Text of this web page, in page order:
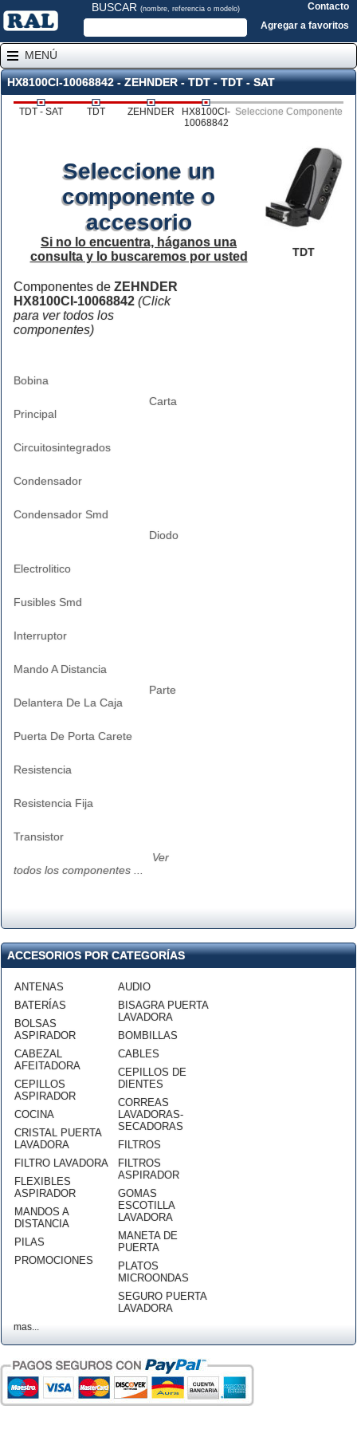
BUSCAR (nombre, referencia o modelo)
Contacto
Agregar a favoritos
MENÚ
HX8100CI-10068842 - ZEHNDER - TDT - TDT - SAT
TDT - SAT TDT ZEHNDER
HX8100CI-
10068842
Seleccione Componente
TDT
Seleccione un
componente o
accesorio
Si no lo encuentra, háganos una
consulta y lo buscaremos por usted
Componentes de ZEHNDER
HX8100CI-10068842 (Click
para ver todos los
componentes)
Bobina
Carta
Principal
Circuitosintegrados
Condensador
Condensador Smd
Diodo
Electrolitico
Fusibles Smd
Interruptor
Mando A Distancia
Parte
Delantera De La Caja
Puerta De Porta Carete
Resistencia
Resistencia Fija
Transistor
Ver
todos los componentes ...
ACCESORIOS POR CATEGORÍAS
ANTENAS
BATERÍAS
BOLSAS
ASPIRADOR
CABEZAL
AFEITADORA
CEPILLOS
ASPIRADOR
COCINA
CRISTAL PUERTA
LAVADORA
FILTRO LAVADORA
FLEXIBLES
ASPIRADOR
MANDOS A
DISTANCIA
PILAS
PROMOCIONES
AUDIO
BISAGRA PUERTA
LAVADORA
BOMBILLAS
CABLES
CEPILLOS DE
DIENTES
CORREAS
LAVADORAS-
SECADORAS
FILTROS
FILTROS
ASPIRADOR
GOMAS
ESCOTILLA
LAVADORA
MANETA DE
PUERTA
PLATOS
MICROONDAS
SEGURO PUERTA
LAVADORA
mas...